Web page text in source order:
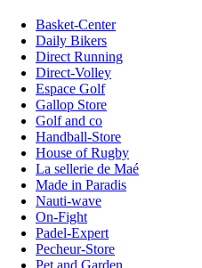
Basket-Center
Daily Bikers
Direct Running
Direct-Volley
Espace Golf
Gallop Store
Golf and co
Handball-Store
House of Rugby
La sellerie de Maé
Made in Paradis
Nauti-wave
On-Fight
Padel-Expert
Pecheur-Store
Pet and Garden